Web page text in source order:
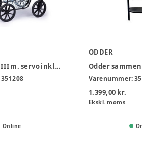
Odder Green III m. servo inkl. fodvippe
351208
Online
ODDER
Varenummer:
1.399,00 kr.
Ekskl. moms